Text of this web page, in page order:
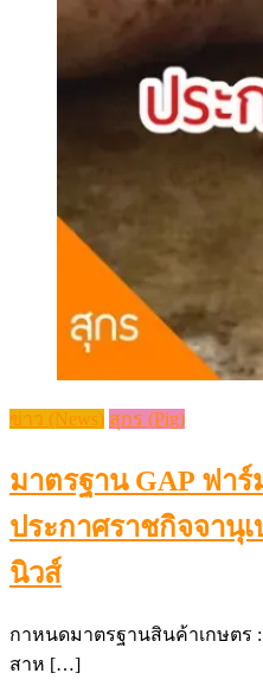
ข่าว (News) สุกร (Pig)
มาตรฐาน GAP ฟา
ประกาศราชกิจจานุ
นิวส์
กาหนดมาตรฐานสินค้าเกษตร
สาห […]